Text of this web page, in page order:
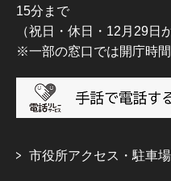
15分まで
（祝日・休日・12月29日
※一部の窓口では開庁時
市役所アクセス・駐車場